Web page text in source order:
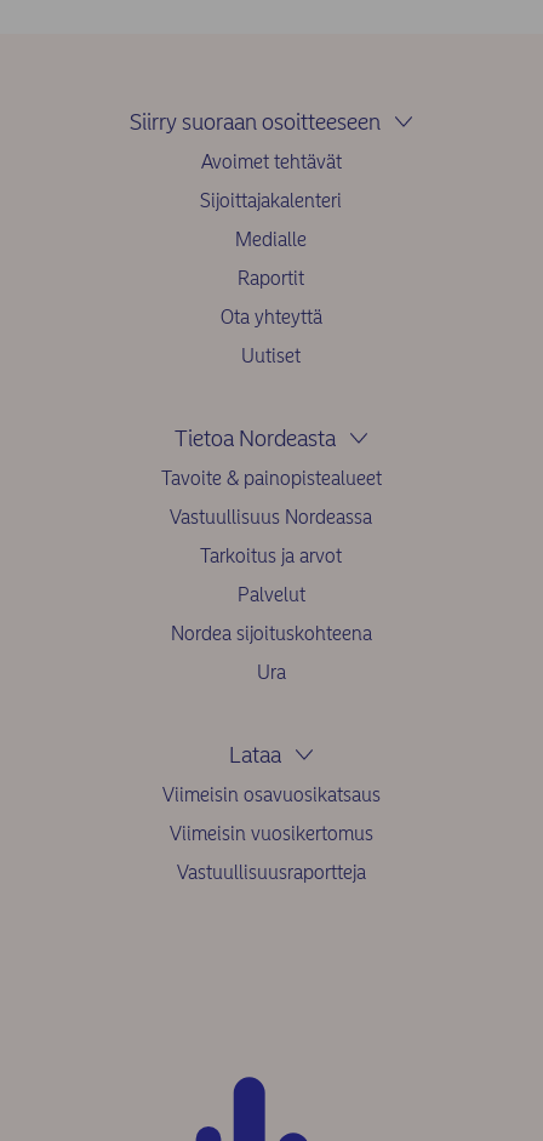
Siirry suoraan osoitteeseen
Avoimet tehtävät
Sijoittajakalenteri
Medialle
Raportit
Ota yhteyttä
Uutiset
Tietoa Nordeasta
Tavoite & painopistealueet
Vastuullisuus Nordeassa
Tarkoitus ja arvot
Palvelut
Nordea sijoituskohteena
Ura
Lataa
Viimeisin osavuosikatsaus
Viimeisin vuosikertomus
Vastuullisuusraportteja